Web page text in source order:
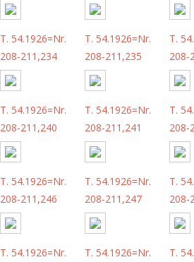
T. 54.1926=Nr.
208-211,234
T. 54.1926=Nr.
208-211,235
T.
208-
T. 54.1926=Nr.
208-211,240
T. 54.1926=Nr.
208-211,241
T.
208-
T. 54.1926=Nr.
208-211,246
T. 54.1926=Nr.
208-211,247
T.
208-
T. 54.1926=Nr.
T. 54.1926=Nr.
T.